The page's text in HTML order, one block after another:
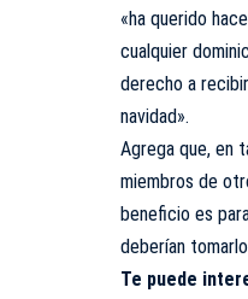
«ha querido
cualquier
derecho a
navidad».
Agrega que, en
miembros de
beneficio es
deberían
Te puede